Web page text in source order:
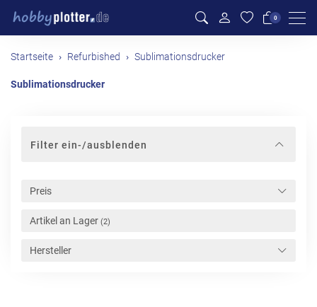
0
Startseite Refurbished Sublimationsdrucker
Sublimationsdrucker
Filter ein-/ausblenden
Preis
Artikel an Lager (2)
Hersteller